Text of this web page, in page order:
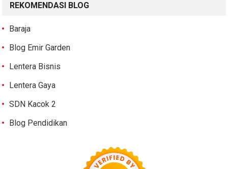
REKOMENDASI BLOG
Baraja
Blog Emir Garden
Lentera Bisnis
Lentera Gaya
SDN Kacok 2
Blog Pendidikan